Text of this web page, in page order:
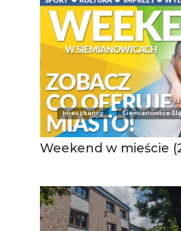
Mieszkańcy Siemianowice
Weekend w mieście